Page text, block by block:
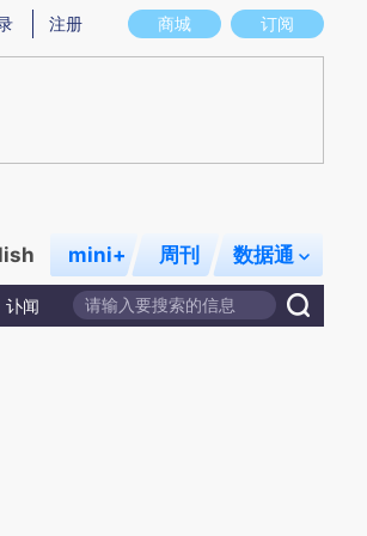
意图存在偏差。不代表财新观点和立场。推荐点击链
商城 订阅
注册
mini+ 周刊 数据通
讣闻